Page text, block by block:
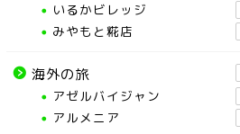
いるかビレッジ
みやもと糀店
海外の旅
アゼルバイジャン
アルメニア